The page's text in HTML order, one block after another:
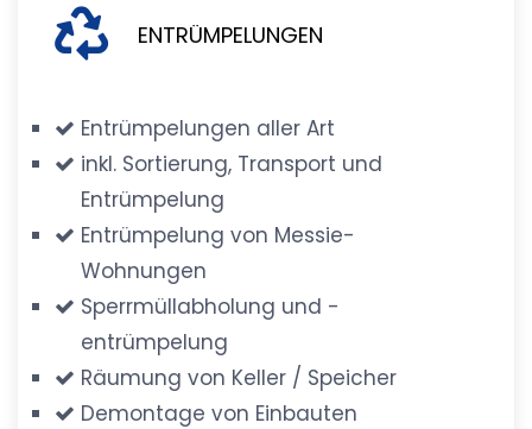
ENTRÜMPELUNGEN
Entrümpelungen aller Art
inkl. Sortierung, Transport und
Entrümpelung
Entrümpelung von Messie-
Wohnungen
Sperrmüllabholung und -
entrümpelung
Räumung von Keller / Speicher
Demontage von Einbauten